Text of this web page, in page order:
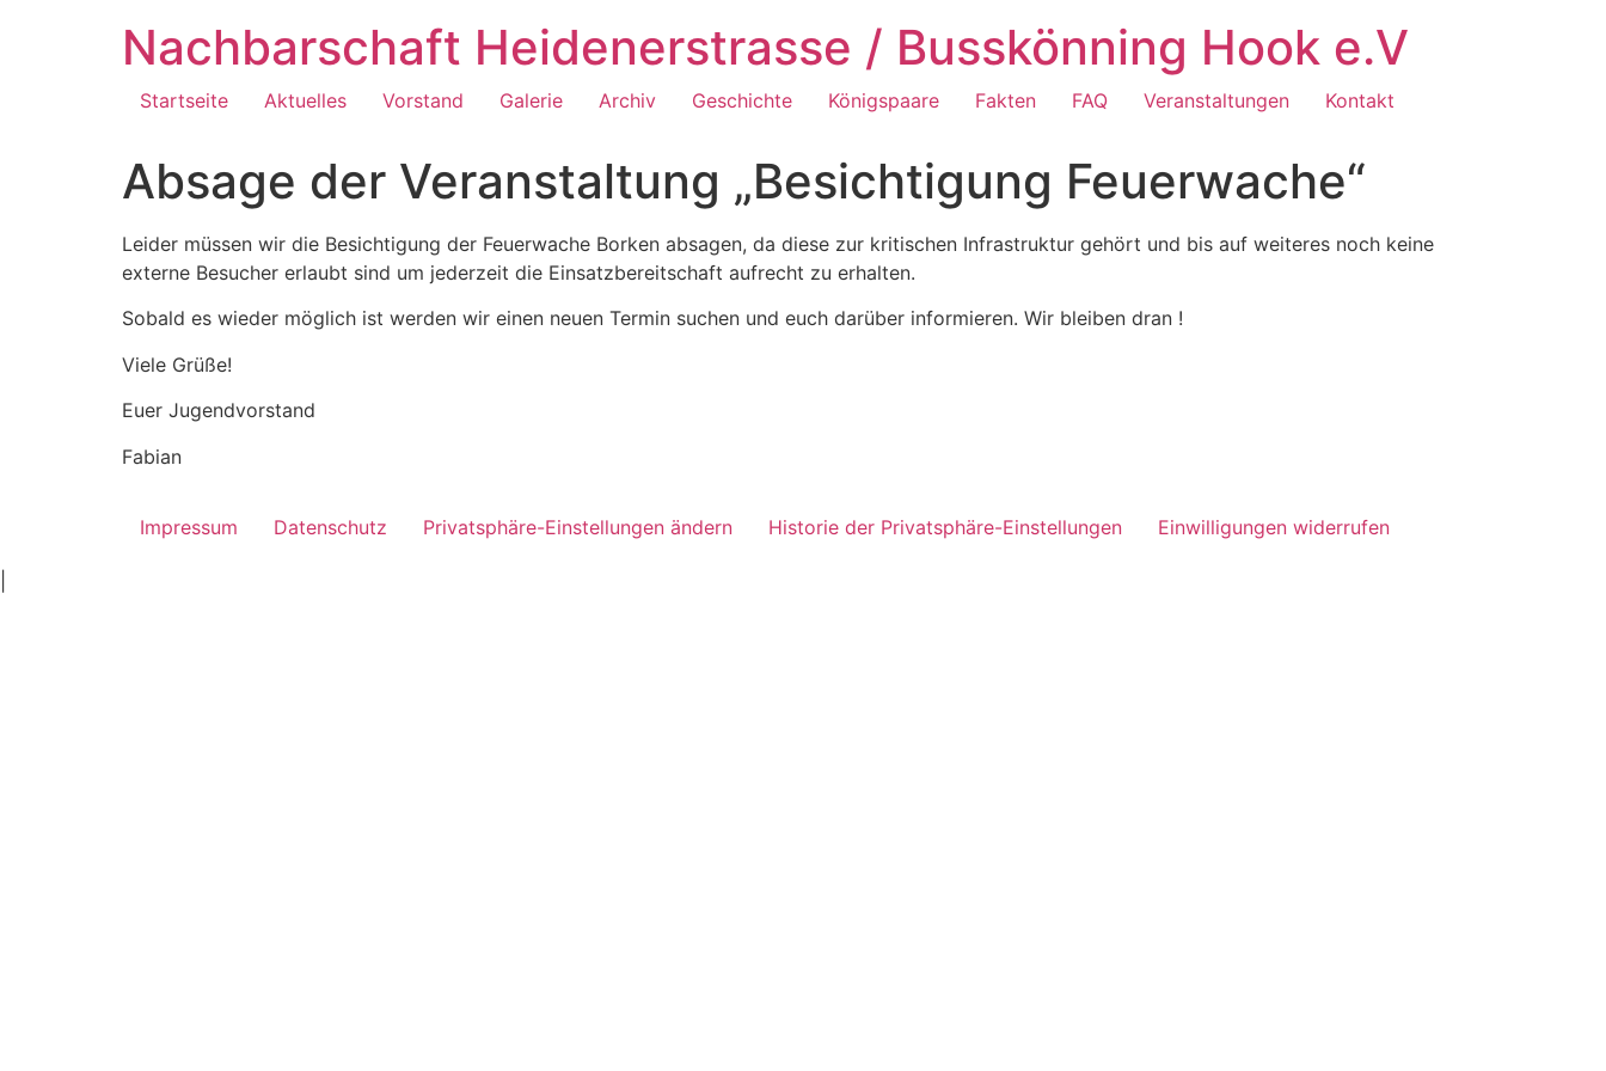
Nachbarschaft Heidenerstrasse / Busskönning Hook e.V
Startseite Aktuelles Vorstand Galerie Archiv Geschichte Königspaare Fakten FAQ Veranstaltungen Kontakt
Absage der Veranstaltung „Besichtigung Feuerwache“
Leider müssen wir die Besichtigung der Feuerwache Borken absagen, da diese zur kritischen Infrastruktur gehört und bis auf weiteres noch keine
externe Besucher erlaubt sind um jederzeit die Einsatzbereitschaft aufrecht zu erhalten.
Sobald es wieder möglich ist werden wir einen neuen Termin suchen und euch darüber informieren. Wir bleiben dran !
Viele Grüße!
Euer Jugendvorstand
Fabian
Impressum Datenschutz Privatsphäre-Einstellungen ändern Historie der Privatsphäre-Einstellungen Einwilligungen widerrufen